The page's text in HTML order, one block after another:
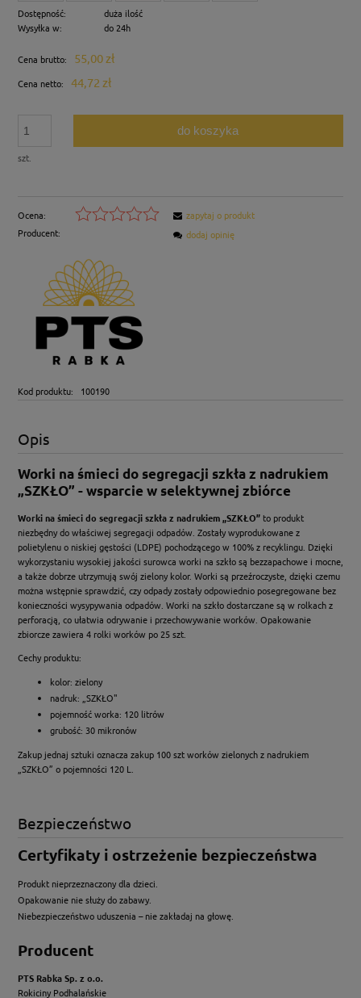
Dostępność:
duża ilość
Wysyłka w:
do 24h
Cena brutto: 55,00 zł
Cena netto: 44,72 zł
szt.
do koszyka
Ocena:
Producent:
Kod produktu: 100190
zapytaj o produkt
dodaj opinię
Opis
Worki na śmieci do segregacji szkła z nadrukiem
„SZKŁO” - wsparcie w selektywnej zbiórce
Worki na śmieci do segregacji szkła z nadrukiem „SZKŁO” to produkt
niezbędny do właściwej segregacji odpadów. Zostały wyprodukowane z
polietylenu o niskiej gęstości (LDPE) pochodzącego w 100% z recyklingu. Dzięki
wykorzystaniu wysokiej jakości surowca worki na szkło są bezzapachowe i mocne,
a także dobrze utrzymują swój zielony kolor. Worki są przeźroczyste, dzięki czemu
można wstępnie sprawdzić, czy odpady zostały odpowiednio posegregowane bez
konieczności wysypywania odpadów. Worki na szkło dostarczane są w rolkach z
perforacją, co ułatwia odrywanie i przechowywanie worków. Opakowanie
zbiorcze zawiera 4 rolki worków po 25 szt.
Cechy produktu:
kolor: zielony
nadruk: „SZKŁO"
pojemność worka: 120 litrów
grubość: 30 mikronów
Zakup jednaj sztuki oznacza zakup 100 szt worków zielonych z nadrukiem
„SZKŁO” o pojemności 120 L.
Bezpieczeństwo
Certyfikaty i ostrzeżenie bezpieczeństwa
Produkt nieprzeznaczony dla dzieci.
Opakowanie nie służy do zabawy.
Niebezpieczeństwo uduszenia – nie zakładaj na głowę.
Producent
PTS Rabka Sp. z o.o.
Rokiciny Podhalańskie